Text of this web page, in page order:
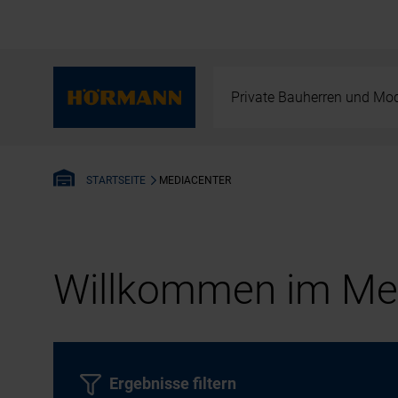
Private Bauherren und
STARTSEITE MEDIACENTER
Willkommen im
Ergebnisse filtern